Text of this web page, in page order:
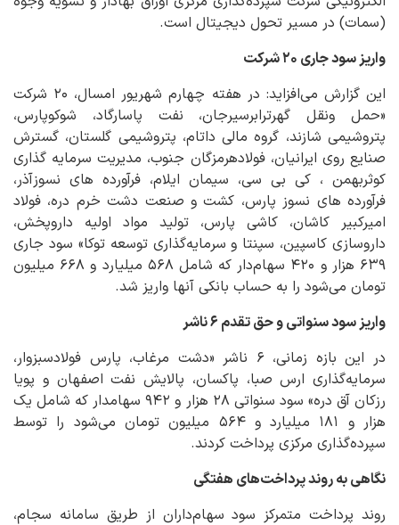
(سمات) در مسیر تحول دیجیتال است.
واریز سود جاری ۲۰ شرکت
این گزارش می‌افزاید: در هفته چهارم شهریور امسال، ۲۰ شرکت
«حمل ونقل گهرترابرسیرجان، نفت پاسارگاد، شوکوپارس،
پتروشیمی شازند، گروه مالی داتام، پتروشیمی گلستان، گسترش
صنایع روی ایرانیان، فولادهرمزگان جنوب، مدیریت سرمایه گذاری
کوثربهمن ، کی بی سی، سیمان ایلام، فرآورده های نسوزآذر،
فرآورده های نسوز پارس، کشت و صنعت دشت خرم دره، فولاد
امیرکبیر کاشان، کاشی پارس، تولید مواد اولیه داروپخش،
داروسازی کاسپین، سپنتا و سرمایه‌گذاری توسعه توکا» سود جاری
۶۳۹ هزار و ۴۲۰ سهام‌دار که شامل ۵۶۸ میلیارد و ۶۶۸ میلیون
تومان می‌شود را به حساب بانکی آنها واریز شد.
واریز سود سنواتی و حق تقدم ۶ ناشر
در این بازه زمانی، ۶ ناشر «دشت مرغاب، پارس فولادسبزوار،
سرمایه‌گذاری ارس صبا، پاکسان، پالایش نفت اصفهان و پویا
رزکان آق دره» سود سنواتی ۲۸ هزار و ۹۴۲ سهامدار که شامل یک
هزار و ۱۸۱ میلیارد و ۵۶۴ میلیون تومان می‌شود را توسط
سپرده‌گذاری مرکزی پرداخت کردند.
نگاهی به روند پرداخت‌های هفتگی
روند پرداخت متمرکز سود سهام‌داران از طریق سامانه سجام،